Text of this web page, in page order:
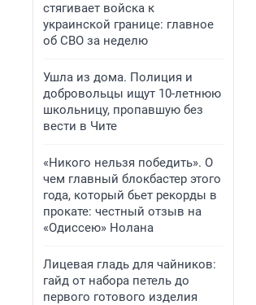
стягивает войска к
украинской границе: главное
об СВО за неделю
Ушла из дома. Полиция и
добровольцы ищут 10-летнюю
школьницу, пропавшую без
вести в Чите
«Никого нельзя победить». О
чем главный блокбастер этого
года, который бьет рекорды в
прокате: честный отзыв на
«Одиссею» Нолана
Лицевая гладь для чайников:
гайд от набора петель до
первого готового изделия